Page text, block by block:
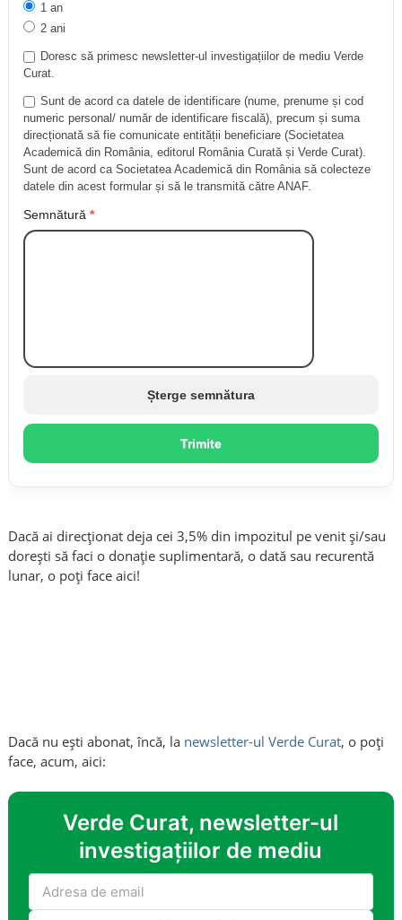
1 an
2 ani
Doresc să primesc newsletter-ul investigațiilor de mediu Verde
Curat.
Sunt de acord ca datele de identificare (nume, prenume și cod
numeric personal/ număr de identificare fiscală), precum și suma
direcționată să fie comunicate entității beneficiare (Societatea
Academică din România, editorul România Curată și Verde Curat).
Sunt de acord ca Societatea Academică din România să colecteze
datele din acest formular și să le transmită către ANAF.
Semnătură *
Șterge semnătura
Trimite
Dacă ai direcționat deja cei 3,5% din impozitul pe venit și/sau
dorești să faci o donație suplimentară, o dată sau recurentă
lunar, o poți face aici!
Dacă nu ești abonat, încă, la newsletter-ul Verde Curat, o poți
face, acum, aici:
Verde Curat, newsletter-ul
investigațiilor de mediu